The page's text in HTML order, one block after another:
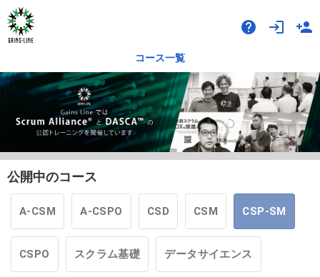
help login person_add
コース一覧
公開中のコース
A-CSM A-CSPO CSD CSM CSP-SM
CSPO スクラム基礎 データサイエンス